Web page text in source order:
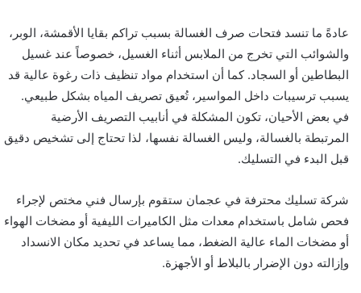
عادةً ما تنسد فتحات صرف الغسالة بسبب تراكم بقايا الأقمشة، الوبر،
والشوائب التي تخرج من الملابس أثناء الغسيل، خصوصاً عند غسيل
البطاطين أو السجاد. كما أن استخدام مواد تنظيف ذات رغوة عالية قد
يسبب ترسيبات داخل المواسير، تُعيق تصريف المياه بشكل طبيعي.
في بعض الأحيان، تكون المشكلة في أنابيب التصريف الأرضية
المرتبطة بالغسالة، وليس الغسالة نفسها، لذا تحتاج إلى تشخيص دقيق
قبل البدء في التسليك.
شركة تسليك محترفة في عجمان ستقوم بإرسال فني مختص لإجراء
فحص شامل باستخدام معدات مثل الكاميرات الليفية أو مضخات الهواء
أو مضخات الماء عالية الضغط، مما يساعد في تحديد مكان الانسداد
وإزالته دون الإضرار بالبلاط أو الأجهزة.